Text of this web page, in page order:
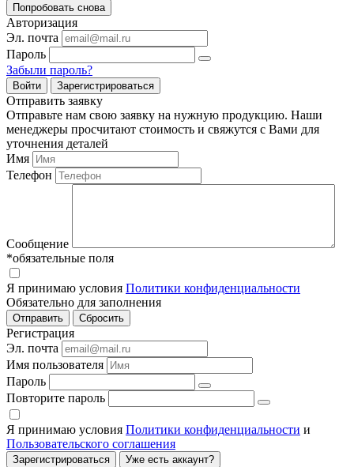
Попробовать снова
Авторизация
Эл. почта
Пароль
Забыли пароль?
Войти Зарегистрироваться
Отправить заявку
Отправьте нам свою заявку на нужную продукцию. Наши
менеджеры просчитают стоимость и свяжутся с Вами для
уточнения деталей
Имя
Телефон
Сообщение
*обязательные поля
Я принимаю условия Политики конфиденциальности
Обязательно для заполнения
Регистрация
Эл. почта
Имя пользователя
Пароль
Повторите пароль
Я принимаю условия Политики конфиденциальности и
Пользовательского соглашения
Зарегистрироваться Уже есть аккаунт?